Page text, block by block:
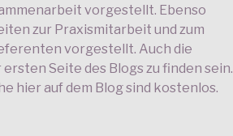
vorgestellt. Ebenso
zur Praxismitarbeit und zum
vorgestellt. Auch die
Seite des Blogs zu finden sein.
hier auf dem Blog sind kostenlos.